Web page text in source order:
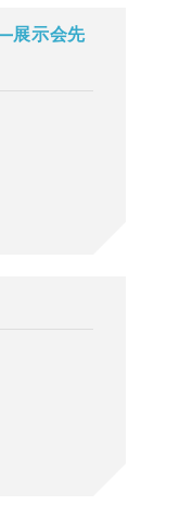
展示会先